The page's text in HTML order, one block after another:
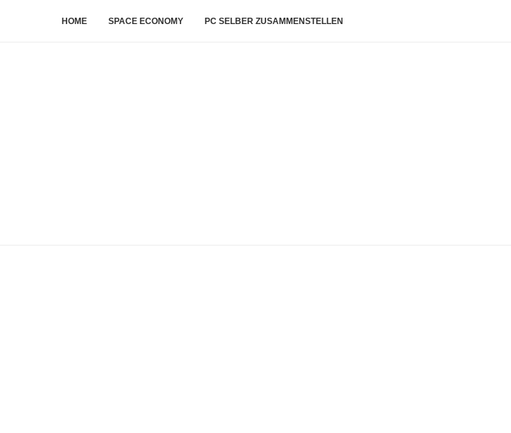
HOME SPACE ECONOMY PC SELBER ZUSAMMENSTELLEN